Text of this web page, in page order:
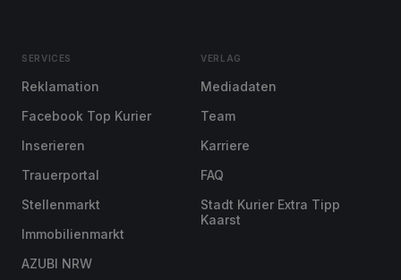
SERVICES
Reklamation
Facebook Top Kurier
Inserieren
Trauerportal
Stellenmarkt
Immobilienmarkt
AZUBI NRW
VERLAG
Mediadaten
Team
Karriere
FAQ
Stadt Kurier Extra Tipp
Kaarst